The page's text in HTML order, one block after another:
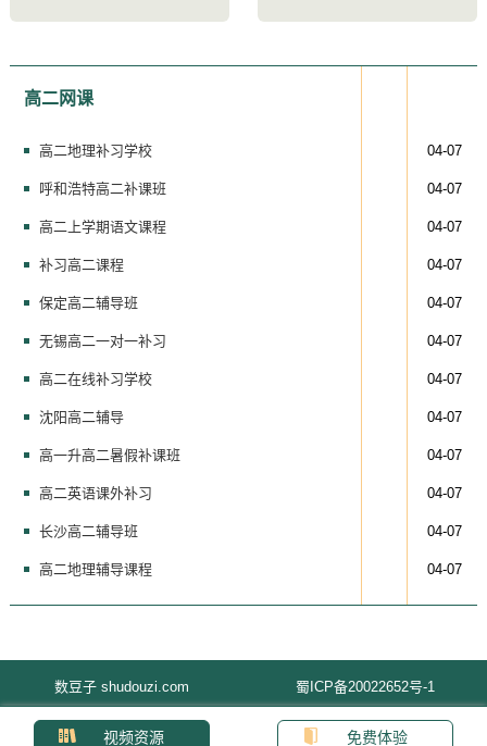
高二网课
高二地理补习学校 04-07
呼和浩特高二补课班 04-07
高二上学期语文课程 04-07
补习高二课程 04-07
保定高二辅导班 04-07
无锡高二一对一补习 04-07
高二在线补习学校 04-07
沈阳高二辅导 04-07
高一升高二暑假补课班 04-07
高二英语课外补习 04-07
长沙高二辅导班 04-07
高二地理辅导课程 04-07
数豆子 shudouzi.com 蜀ICP备20022652号-1
视频资源 免费体验